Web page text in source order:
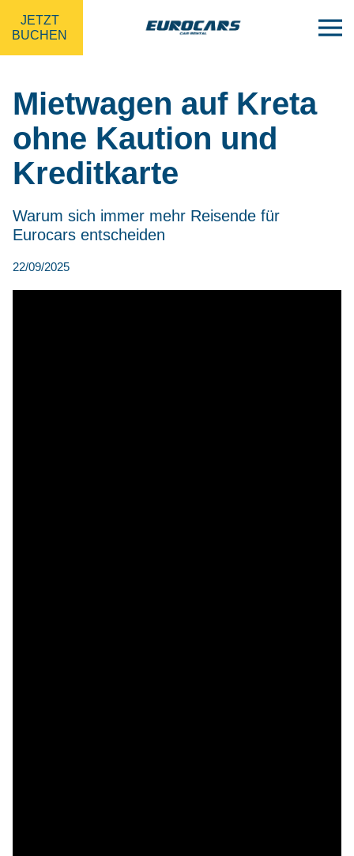
JETZT
BUCHEN
Mietwagen auf Kreta
ohne Kaution und
Kreditkarte
Warum sich immer mehr Reisende für
Eurocars entscheiden
22/09/2025